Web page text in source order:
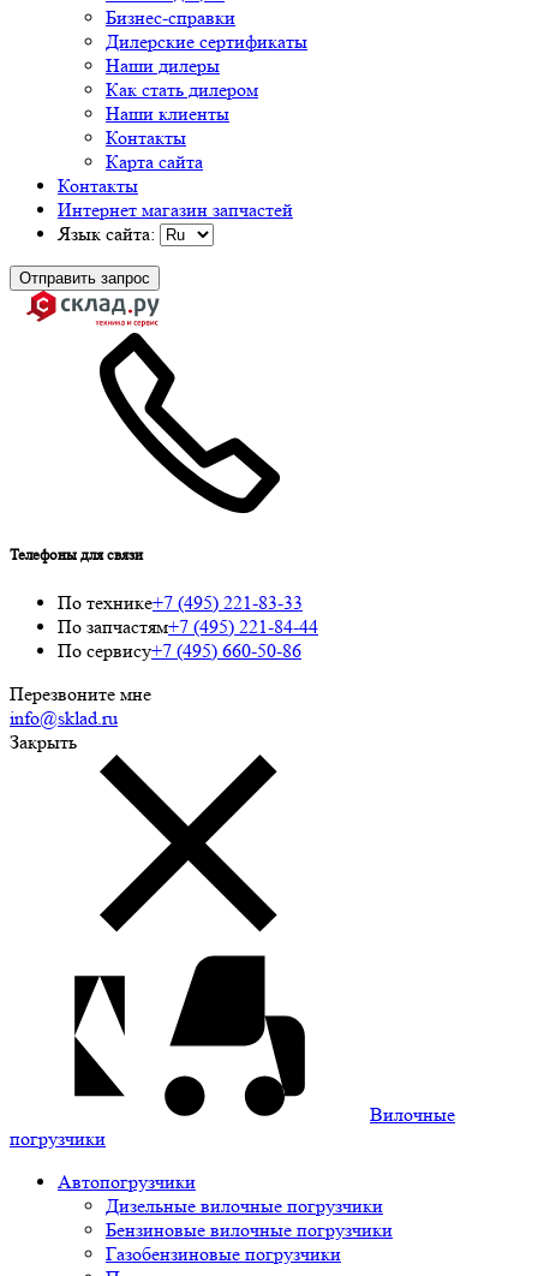
Бизнес-справки
Дилерские сертификаты
Наши дилеры
Как стать дилером
Наши клиенты
Контакты
Карта сайта
Контакты
Интернет магазин запчастей
Язык сайта:
Отправить запрос
Телефоны для связи
По технике+7 (495) 221-83-33
По запчастям+7 (495) 221-84-44
По сервису+7 (495) 660-50-86
Перезвоните мне
info@sklad.ru
Закрыть
Вилочные
погрузчики
Автопогрузчики
Дизельные вилочные погрузчики
Бензиновые вилочные погрузчики
Газобензиновые погрузчики